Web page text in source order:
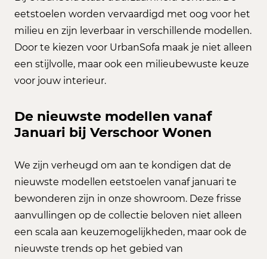
eetstoelen worden vervaardigd met oog voor het
milieu en zijn leverbaar in verschillende modellen.
Door te kiezen voor UrbanSofa maak je niet alleen
een stijlvolle, maar ook een milieubewuste keuze
voor jouw interieur.
De nieuwste modellen vanaf
Januari bij Verschoor Wonen
We zijn verheugd om aan te kondigen dat de
nieuwste modellen eetstoelen vanaf januari te
bewonderen zijn in onze showroom. Deze frisse
aanvullingen op de collectie beloven niet alleen
een scala aan keuzemogelijkheden, maar ook de
nieuwste trends op het gebied van